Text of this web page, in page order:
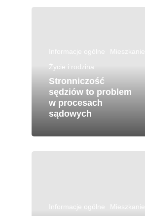
Informacje ogólne
Mieszkanie
Życie i rodzina
Stronniczość
sędziów to problem
w procesach
sądowych
Informacje ogólne
Mieszkanie